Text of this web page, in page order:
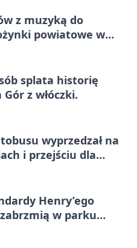
z muzyką do
powiatowe w
splata historię
z włóczki.
wyprzedzał na
i przejściu dla
Henry’ego
w parku